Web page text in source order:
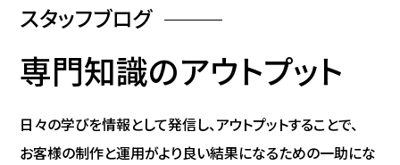
スタッフブログ
専門知識のアウトプット
日々の学びを情報として発信し、アウトプットすることで、
お客様の制作と運用がより良い結果になるための一助にな